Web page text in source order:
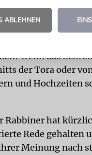
durch
persönlich und
Denn das
der Tora oder
und Hochzeiten
Rabbiner hat
Rede gehalten
Meinung nach
ABLEHNEN